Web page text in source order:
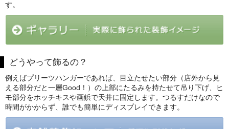
す。
どうやって飾るの？
例えばプリーツハンガーであれば、目立たせたい部分（店外から見
える部分だと一層Good！）の上部にたるみを持たせて吊り下げ、ヒ
モ部分をホッチキスや画鋲で天井に固定します。つるすだけなので
時間がかからず、誰でも簡単にディスプレイできます。